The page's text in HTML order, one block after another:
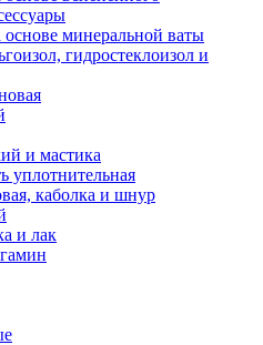
основе минеральной ваты
гидростеклоизол и
и мастика
каболка и шнур
и лак